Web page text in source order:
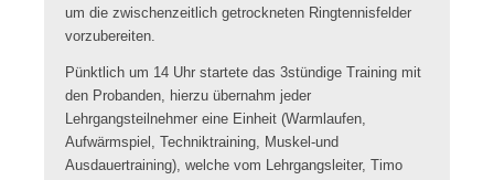
um die zwischenzeitlich getrockneten Ringtennisfelder
vorzubereiten.
Pünktlich um 14 Uhr startete das 3stündige Training mit
den Probanden, hierzu übernahm jeder
Lehrgangsteilnehmer eine Einheit (Warmlaufen,
Aufwärmspiel, Techniktraining, Muskel-und
Ausdauertraining), welche vom Lehrgangsleiter, Timo